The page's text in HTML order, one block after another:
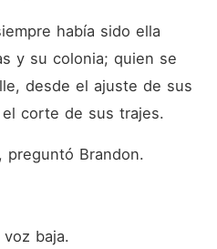
había sido ella
y su colonia; quien se
desde el ajuste de sus
corte de sus trajes.
preguntó Brandon.
baja.